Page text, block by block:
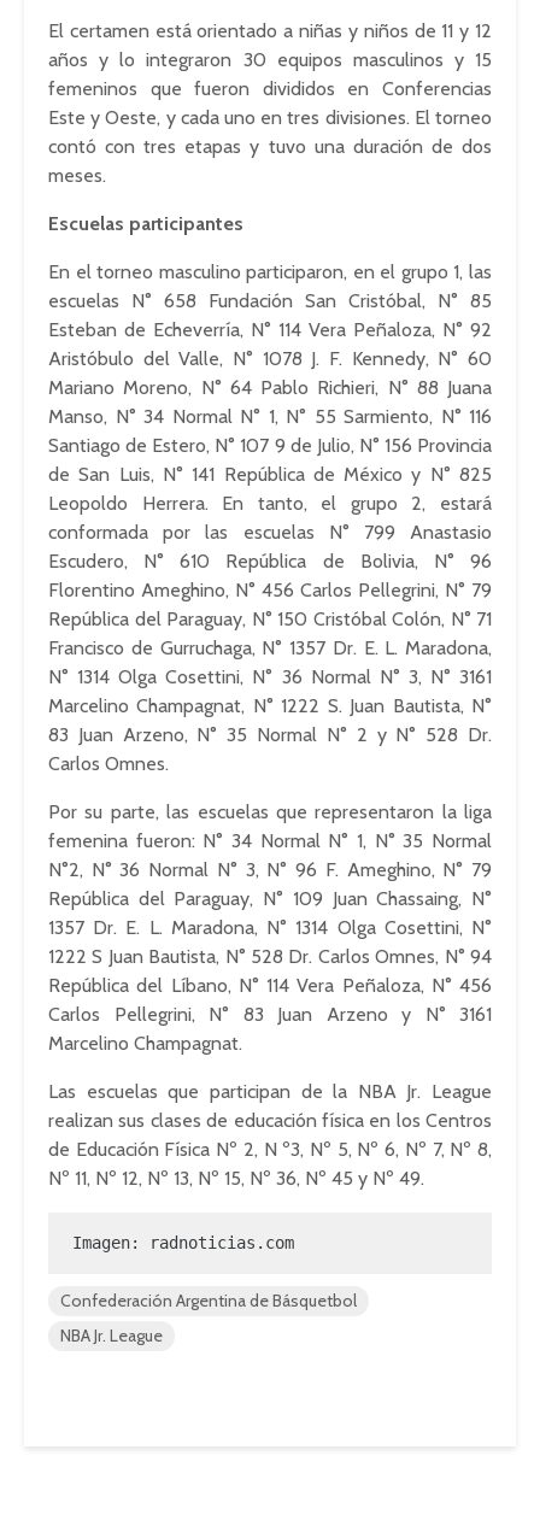
El certamen está orientado a niñas y niños de 11 y 12
años y lo integraron 30 equipos masculinos y 15
femeninos que fueron divididos en Conferencias
Este y Oeste, y cada uno en tres divisiones. El torneo
contó con tres etapas y tuvo una duración de dos
meses.
Escuelas participantes
En el torneo masculino participaron, en el grupo 1, las
escuelas N° 658 Fundación San Cristóbal, N° 85
Esteban de Echeverría, N° 114 Vera Peñaloza, N° 92
Aristóbulo del Valle, N° 1078 J. F. Kennedy, N° 60
Mariano Moreno, N° 64 Pablo Richieri, N° 88 Juana
Manso, N° 34 Normal N° 1, N° 55 Sarmiento, N° 116
Santiago de Estero, N° 107 9 de Julio, N° 156 Provincia
de San Luis, N° 141 República de México y N° 825
Leopoldo Herrera. En tanto, el grupo 2, estará
conformada por las escuelas N° 799 Anastasio
Escudero, N° 610 República de Bolivia, N° 96
Florentino Ameghino, N° 456 Carlos Pellegrini, N° 79
República del Paraguay, N° 150 Cristóbal Colón, N° 71
Francisco de Gurruchaga, N° 1357 Dr. E. L. Maradona,
N° 1314Olga Cosettini, N° 36 Normal N° 3, N° 3161
MarcelinoChampagnat, N° 1222 S. Juan Bautista, N°
83 Juan Arzeno, N° 35 Normal N° 2 y N° 528 Dr.
Carlos Omnes.
Por su parte, las escuelas que representaron la liga
femenina fueron: N° 34 Normal N° 1, N° 35 Normal
N°2, N° 36 Normal N° 3, N° 96 F. Ameghino, N° 79
República del Paraguay, N° 109 JuanChassaing, N°
1357 Dr. E. L. Maradona, N° 1314 Olga Cosettini, N°
1222 S Juan Bautista, N° 528 Dr. CarlosOmnes, N° 94
República del Líbano, N° 114 Vera Peñaloza, N° 456
Carlos Pellegrini, N° 83 Juan Arzeno y N° 3161
Marcelino Champagnat.
Las escuelas que participan de la NBA Jr. League
realizan sus clases de educación física en los Centros
de Educación Física Nº 2, N º3, Nº 5, Nº 6, Nº 7, Nº 8,
Nº 11, Nº 12, Nº 13, Nº 15, Nº 36, Nº 45 y Nº 49.
Imagen: radnoticias.com
Confederación Argentina de Básquetbol
NBA Jr. League